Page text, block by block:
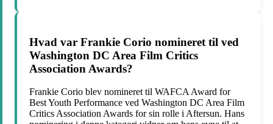
Hvad var Frankie Corio nomineret til ved
Washington DC Area Film Critics
Association Awards?
Frankie Corio blev nomineret til WAFCA Award for
Best Youth Performance ved Washington DC Area Film
Critics Association Awards for sin rolle i Aftersun. Hans